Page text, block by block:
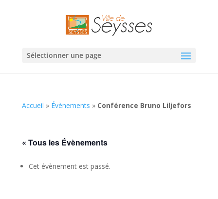
Sélectionner une page
Accueil » Évènements » Conférence Bruno Liljefors
« Tous les Évènements
Cet évènement est passé.